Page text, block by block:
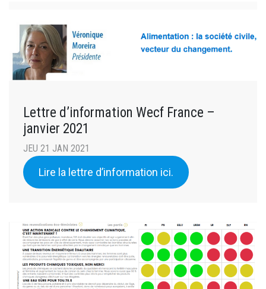
Lettre d’information Wecf France –
janvier 2021
JEU 21 JAN 2021
Lire la lettre d’information ici.